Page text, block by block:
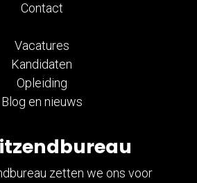
zetten we ons voor
Contact
Vacatures
Kandidaten
Opleiding
Blog en nieuws